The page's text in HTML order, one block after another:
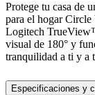
Protege tu casa de
para el hogar
Logitech
visual de 180° y
tranquilidad a ti y a
Especificaciones y